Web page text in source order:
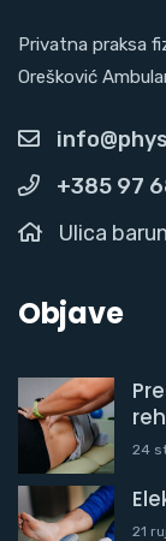
Privatna praksa
Orešković
+385 97
Ulica
Objave
24
21